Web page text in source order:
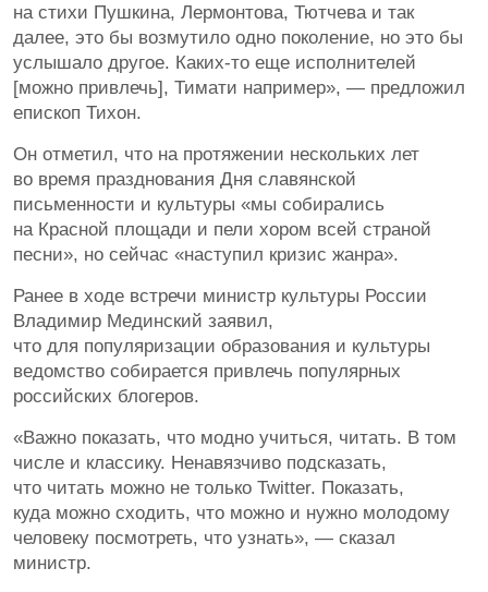
на стихи Пушкина, Лермонтова, Тютчева и так
далее, это бы возмутило одно поколение, но это бы
услышало другое. Каких-то еще исполнителей
[можно привлечь], Тимати например», — предложил
епископ Тихон.
Он отметил, что на протяжении нескольких лет
во время празднования Дня славянской
письменности и культуры «мы собирались
на Красной площади и пели хором всей страной
песни», но сейчас «наступил кризис жанра».
Ранее в ходе встречи министр культуры России
Владимир Мединский заявил,
что для популяризации образования и культуры
ведомство собирается привлечь популярных
российских блогеров.
«Важно показать, что модно учиться, читать. В том
числе и классику. Ненавязчиво подсказать,
что читать можно не только Twitter. Показать,
куда можно сходить, что можно и нужно молодому
человеку посмотреть, что узнать», — сказал
министр.